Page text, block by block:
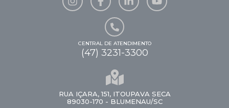
CENTRAL DE ATENDIMENTO
(47) 3231-3300
RUA IÇARA, 151, ITOUPAVA SECA
89030-170 - BLUMENAU/SC